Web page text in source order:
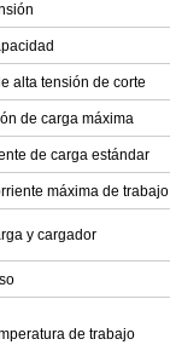
alta tensión de corte
de carga máxima
de carga estándar
máxima de trabajo
y cargador
de trabajo